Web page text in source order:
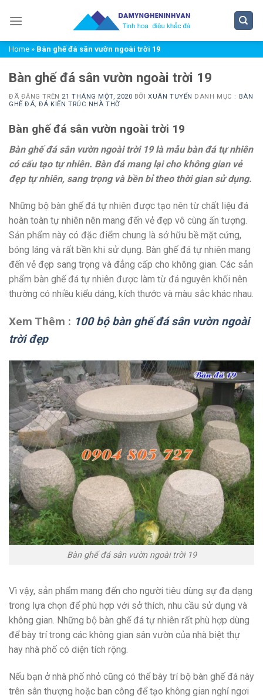
đến
dungHome » Bàn ghế đá sân vườn ngoài trời 19
Bàn ghế đá sân vườn ngoài trời 19
ĐÃ ĐĂNG TRÊN 21 THÁNG MỘT, 2020 BỞIXUÂN TUYỂN DANH MỤC :
BÀN
GHẾ ĐÁ, ĐÁ KIẾN TRÚC NHÀ THỜ
Bàn ghế đá sân vườn ngoài trời 19
Bàn ghế đá sân vườn ngoài trời 19 là mẫu bàn đá tự nhiên
có cấu tạo tự nhiên. Bàn đá mang lại cho không gian vẻ
đẹp tự nhiên, sang trọng và bền bỉ theo thời gian sử dụng.
Những bộ bàn ghế đá tự nhiên được tạo nên từ chất liệu đá
hoàn toàn tự nhiên nên mang đến vẻ đẹp vô cùng ấn tượng.
Sản phẩm này có đặc điểm chung là sở hữu bề mặt cứng,
bóng láng và rất bền khi sử dụng. Bàn ghế đá tự nhiên mang
đến vẻ đẹp sang trọng và đẳng cấp cho không gian. Các sản
phẩm bàn ghế đá tự nhiên được làm từ đá nguyên khối nên
thường có nhiều kiểu dáng, kích thước và màu sắc khác nhau.
Xem Thêm : 100 bộ bàn ghế đá sân vườn ngoài
trời đẹp
Bàn ghế đá sân vườn ngoài trời 19
Vì vậy, sản phẩm mang đến cho người tiêu dùng sự đa dạng
trong lựa chọn để phù hợp với sở thích, nhu cầu sử dụng và
không gian. Những bộ bàn ghế đá tự nhiên rất phù hợp dùng
để bày trí trong các không gian sân vườn của nhà biệt thự
hay nhà phố có diện tích rộng.
Nếu bạn ở nhà phố nhỏ cũng có thể bày trí bộ bàn ghế đá này
trên sân thượng hoặc ban công để tạo không gian nghỉ ngơi